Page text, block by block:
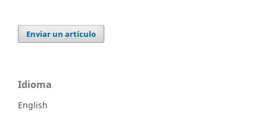
Enviar un artículo
Idioma
English